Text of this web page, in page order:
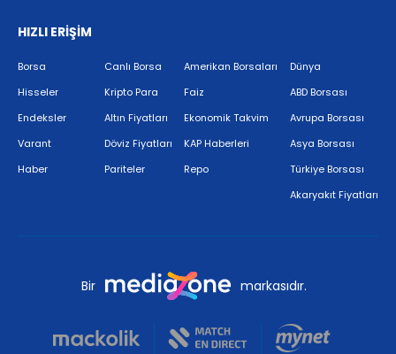
HIZLI ERİŞİM
Borsa
Hisseler
Endeksler
Varant
Haber
Canlı Borsa
Kripto Para
Altın Fiyatları
Döviz Fiyatları
Pariteler
Amerikan Borsaları
Faiz
Ekonomik Takvim
KAP Haberleri
Repo
Dünya
ABD Borsası
Avrupa Borsası
Asya Borsası
Türkiye Borsası
Akaryakıt Fiyatları
Bir markasıdır.